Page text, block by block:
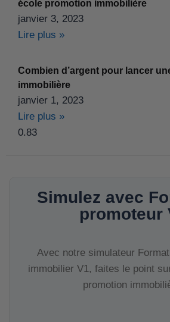
école promotion immobilière
janvier 3, 2023
Lire plus »
Combien d’argent pour lancer
immobilière
janvier 1, 2023
Lire plus »
Simulez avec
promoteur
Avec notre simulateur
immobilier V1, faites le point
promotion